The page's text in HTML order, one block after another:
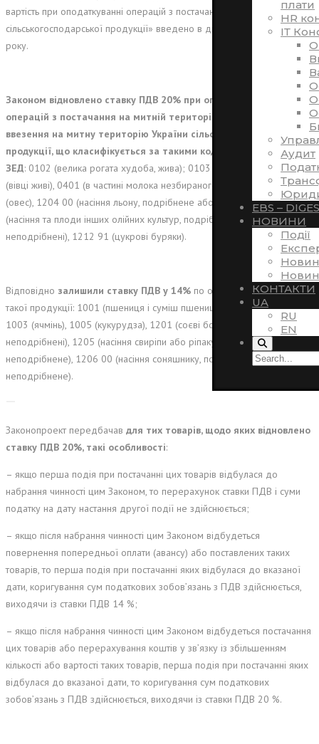
плати
HR
ІТ
Аудит
EBS –
НОВИНИ
Події
КОНТАКТИ
UA
RU
EN
вартість при оподаткуванні операцій з постачання окремих видів
сільськогосподарської продукції» введено в дію з 01 серпня 2021
року.
Законом відновлено ставку ПДВ 20% при оподаткуванні
операцій з постачання на митній території України та
ввезення на митну територію України сільськогосподарської
продукції, що класифікується за такими кодами згідно з УКТ
ЗЕД: 0102 (велика рогата худоба, жива); 0103 (свині, живі), 0104 10
(вівці живі), 0401 (в частині молока незбираного), 1002 (жито), 1004
(овес), 1204 00 (насіння льону, подрiбнене або неподрiбнене), 1207
(насіння та плоди інших олійних культур, подрiбненi або
неподрiбненi), 1212 91 (цукрові буряки).
Відповідно залишили ставку ПДВ у 14% по операціях з постачання
такої продукції: 1001 (пшениця і суміш пшениці та жита (меслин),
1003 (ячмінь), 1005 (кукурудза), 1201 (соєві боби, подрiбненi або
неподрiбненi), 1205 (насіння свиріпи або ріпаку, подрiбнене або
неподрiбнене), 1206 00 (насіння соняшнику, подрiбнене або
неподрiбнене).
Законопроект передбачав для тих товарів, щодо яких відновлено
ставку ПДВ 20%, такі особливості:
– якщо перша подія при постачанні цих товарів відбулася до
набрання чинності цим Законом, то перерахунок ставки ПДВ і суми
податку на дату настання другої події не здійснюється;
– якщо після набрання чинності цим Законом відбудеться
повернення попередньої оплати (авансу) або поставлених таких
товарів, то перша подія при постачанні яких відбулася до вказаної
дати, коригування сум податкових зобов’язань з ПДВ здійснюється,
виходячи із ставки ПДВ 14 %;
– якщо після набрання чинності цим Законом відбудеться постачання
цих товарів або перерахування коштів у зв’язку із збільшенням
кількості або вартості таких товарів, перша подія при постачанні яких
відбулася до вказаної дати, то коригування сум податкових
зобов’язань з ПДВ здійснюється, виходячи із ставки ПДВ 20 %.